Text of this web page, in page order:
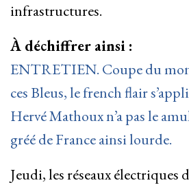
infrastructures.
À déchiffrer ainsi :
ENTRETIEN. Coupe du
ces Bleus, le french flair
Hervé Mathoux n’a pas le
gréé de France ainsi lourde.
Jeudi, les réseaux électriques